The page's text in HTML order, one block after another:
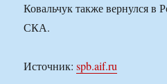
Ковальчук также вернулся в
СКА.
Источник:spb.aif.ru